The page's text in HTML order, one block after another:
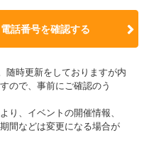
話番号を確認する
随時更新をしておりますが内
ので、事前にご確認のう
、イベントの開催情報、
間などは変更になる場合が